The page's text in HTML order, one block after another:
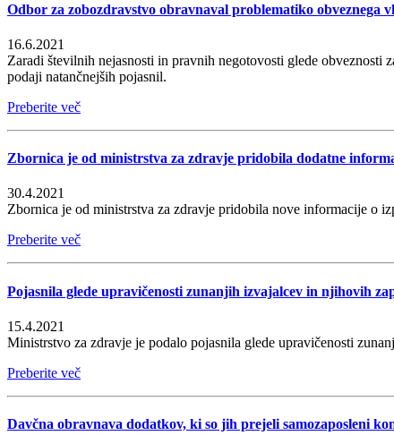
Odbor za zobozdravstvo obravnaval problematiko obveznega
16.6.2021
Zaradi številnih nejasnosti in pravnih negotovosti glede
podaji natančnejših pojasnil.
Preberite več
Zbornica je od ministrstva za zdravje pridobila dodatne
30.4.2021
Zbornica je od ministrstva za zdravje pridobila nove informacije o
Preberite več
Pojasnila glede upravičenosti zunanjih izvajalcev in njihovih
15.4.2021
Ministrstvo za zdravje je podalo pojasnila glede upravičenosti
Preberite več
Davčna obravnava dodatkov, ki so jih prejeli samozaposleni